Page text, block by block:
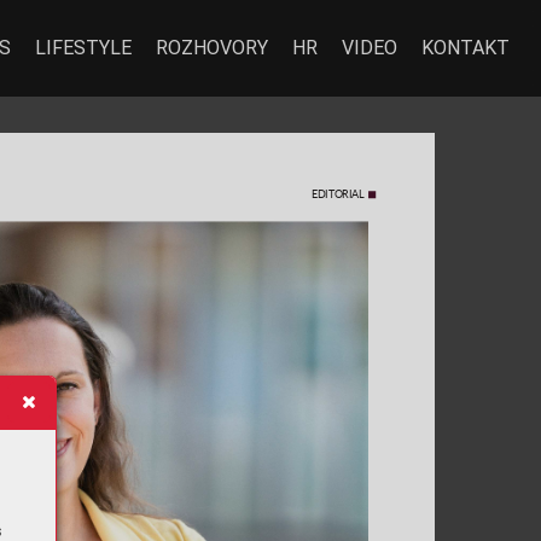
EDIT ORIAL
LIFESTYLE ROZHOVORY HR VIDEO KONTAKT